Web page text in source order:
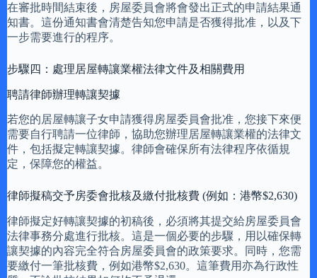
在審批時間結束後，房屋委員會將會發出正式的申請結果通
知書。這份通知書會清楚告知您申請是否獲得批准，以及下
一步需要進行的程序。
步驟四：處理居屋轉讓業權法律文件及相關費用
聘請律師辦理轉讓契據
若您的居屋轉讓子女申請獲得房屋委員會批准，您接下來便
需要自行聘請一位律師，協助您辦理居屋轉讓業權的法律文
件，包括擬定轉讓契據。律師會確保所有法律程序依循規
定，保障您的權益。
律師擬稿交予房委會批核及繳付批核費 (例如：港幣$2,630)
律師擬定好轉讓契據的初稿後，必須將其提交給房屋委員會
法律事務分處進行批核。這是一個必要的步驟，用以確保轉
讓契據的內容完全符合房屋委員會的政策要求。同時，您需
要繳付一筆批核費，例如港幣$2,630。這筆費用亦為行政性